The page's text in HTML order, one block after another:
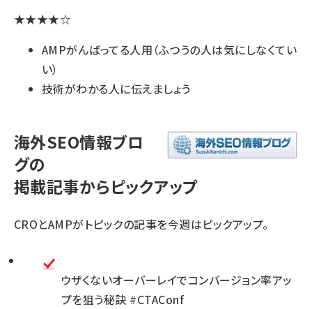
★★★★☆
AMPがんばってる人用（ふつうの人は気にしなくてい
い）
技術がわかる人に伝えましょう
海外SEO情報ブロ
グの
掲載記事からピックアップ
CROとAMPがトピックの記事を今週はピックアップ。
ウザくないオーバーレイでコンバージョン率アッ
プを狙う秘訣 #CTAConf